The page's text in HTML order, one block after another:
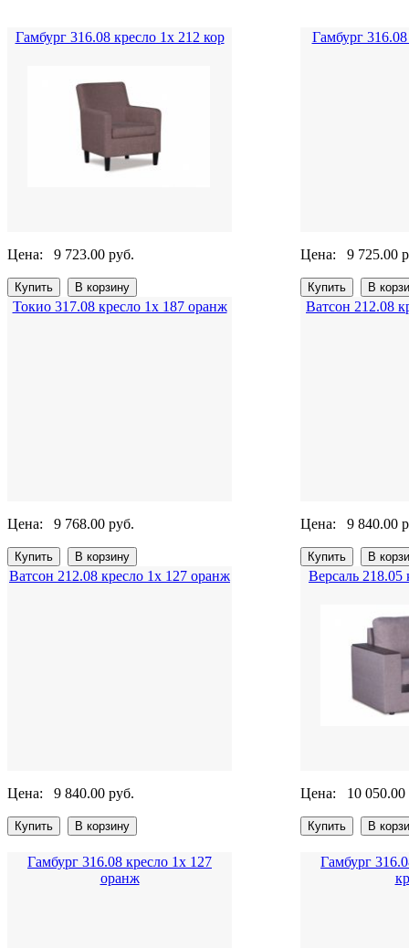
Гамбург 316.08 кресло 1х 212 кор
Цена: 9 723.00 руб.
Гамбург
Цена: 9 725.00
Токио 317.08 кресло 1х 187 оранж
Цена: 9 768.00 руб.
Ватсон 212.08
Цена: 9 840.00
Ватсон 212.08 кресло 1х 127 оранж
Цена: 9 840.00 руб.
Версаль 218.05
Цена: 10 050.00
Гамбург 316.08 кресло 1х 127
оранж
Гамбург